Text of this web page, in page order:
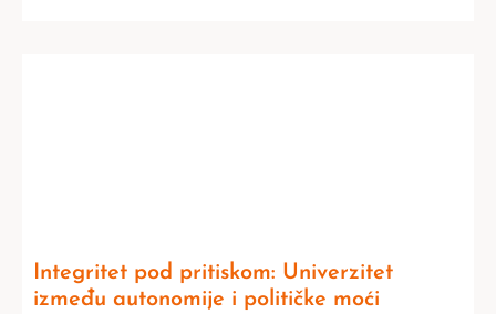
Integritet pod pritiskom: Univerzitet
između autonomije i političke moći